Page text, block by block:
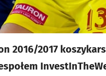
2016/2017